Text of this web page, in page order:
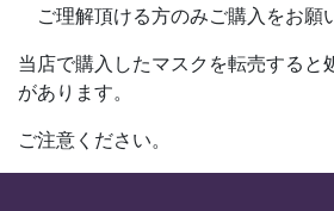
ご理解頂ける方のみご購入をお願
当店で購入したマスクを転売すると
があります。
ご注意ください。